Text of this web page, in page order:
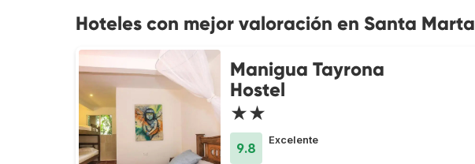
Hoteles con mejor valoración en Santa Marta
Manigua Tayrona
Hostel
★★
9.8
Excelente